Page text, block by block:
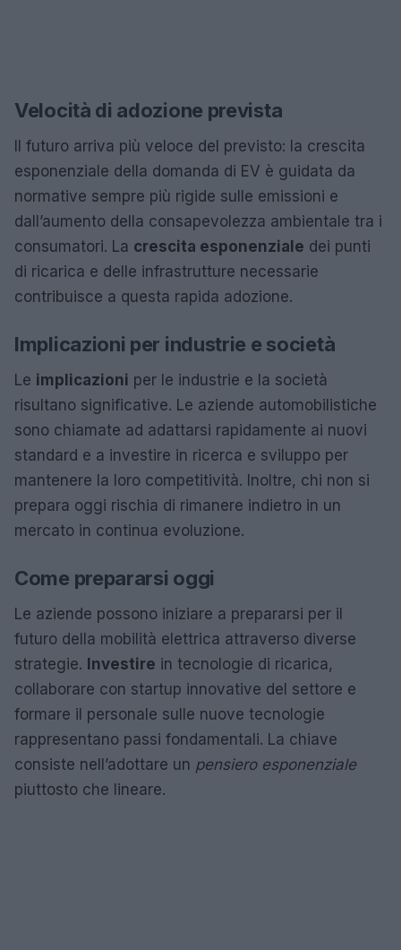
Velocità di adozione prevista
Il futuro arriva più veloce del previsto: la crescita
esponenziale della domanda di EV è guidata da
normative sempre più rigide sulle emissioni e
dall’aumento della consapevolezza ambientale tra i
consumatori. La crescita esponenziale dei punti
di ricarica e delle infrastrutture necessarie
contribuisce a questa rapida adozione.
Implicazioni per industrie e società
Le implicazioni per le industrie e la società
risultano significative. Le aziende automobilistiche
sono chiamate ad adattarsi rapidamente ai nuovi
standard e a investire in ricerca e sviluppo per
mantenere la loro competitività. Inoltre, chi non si
prepara oggi rischia di rimanere indietro in un
mercato in continua evoluzione.
Come prepararsi oggi
Le aziende possono iniziare a prepararsi per il
futuro della mobilità elettrica attraverso diverse
strategie. Investire in tecnologie di ricarica,
collaborare con startup innovative del settore e
formare il personale sulle nuove tecnologie
rappresentano passi fondamentali. La chiave
consiste nell’adottare un pensiero esponenziale
piuttosto che lineare.